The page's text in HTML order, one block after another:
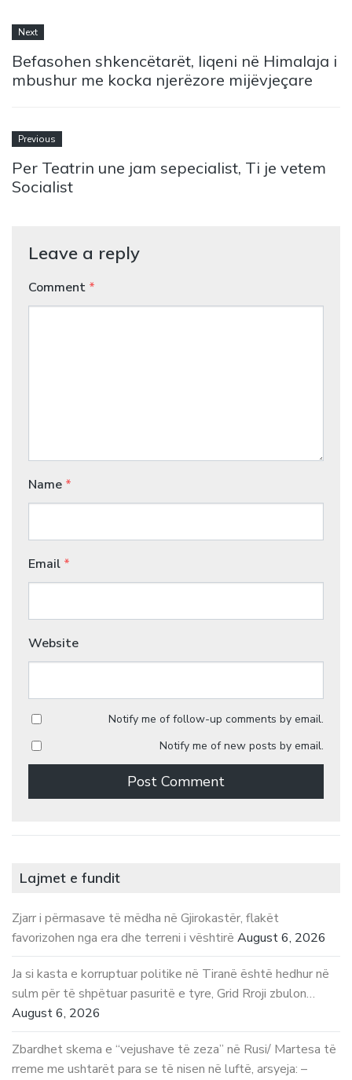
Next
Befasohen shkencëtarët, liqeni në Himalaja i
mbushur me kocka njerëzore mijëvjeçare
Previous
Per Teatrin une jam sepecialist, Ti je vetem
Socialist
Leave a reply
Comment *
Name *
Email *
Website
Notify me of follow-up comments by email.
Notify me of new posts by email.
Lajmet e fundit
Zjarr i përmasave të mëdha në Gjirokastër, flakët
favorizohen nga era dhe terreni i vështirë August 6, 2026
Ja si kasta e korruptuar politike në Tiranë është hedhur në
sulm për të shpëtuar pasuritë e tyre, Grid Rroji zbulon…
August 6, 2026
Zbardhet skema e “vejushave të zeza” në Rusi/ Martesa të
rreme me ushtarët para se të nisen në luftë, arsyeja: –